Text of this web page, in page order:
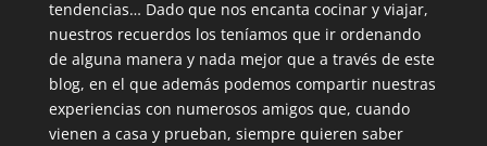
tendencias… Dado que nos encanta cocinar y viajar,
nuestros recuerdos los teníamos que ir ordenando
de alguna manera y nada mejor que a través de este
blog, en el que además podemos compartir nuestras
experiencias con numerosos amigos que, cuando
vienen a casa y prueban, siempre quieren saber